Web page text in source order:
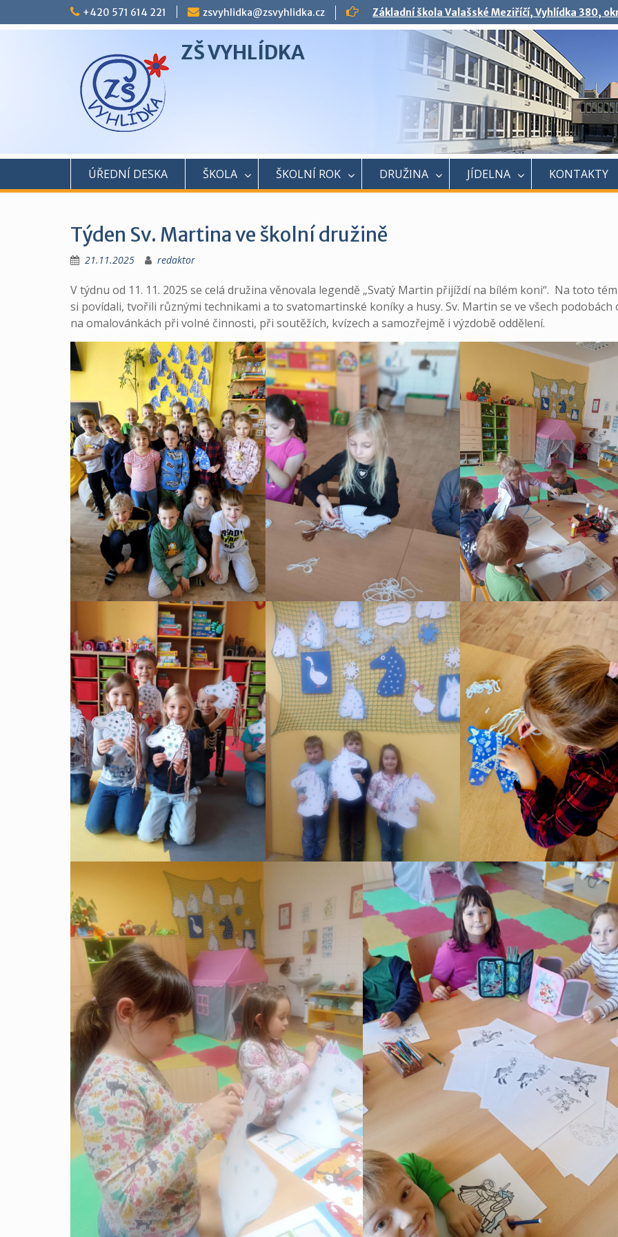
to
+420 571 614 221 zsvyhlidka@zsvyhlidka.cz Základní škola Valašské Meziříčí, Vyhlídka 380,
ZŠ VYHLÍDKA
ÚŘEDNÍ DESKA ŠKOLA ŠKOLNÍ ROK DRUŽINA JÍDELNA KONTAKTY
Týden Sv. Martina ve školní družině
21.11.2025 redaktor
V týdnu od 11. 11. 2025 se celá družina věnovala legendě „Svatý Martin přijíždí na bílém koni“. Na toto
si povídali, tvořili různými technikami a to svatomartinské koníky a husy. Sv. Martin se ve všech podobách
na omalovánkách při volné činnosti, při soutěžích, kvízech a samozřejmě i výzdobě oddělení.